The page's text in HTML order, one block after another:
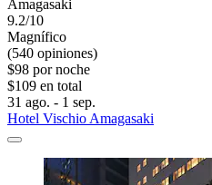
Amagasaki
9.2/10
Magnífico
(540 opiniones)
$98 por noche
$109 en total
31 ago. - 1 sep.
Hotel Vischio Amagasaki